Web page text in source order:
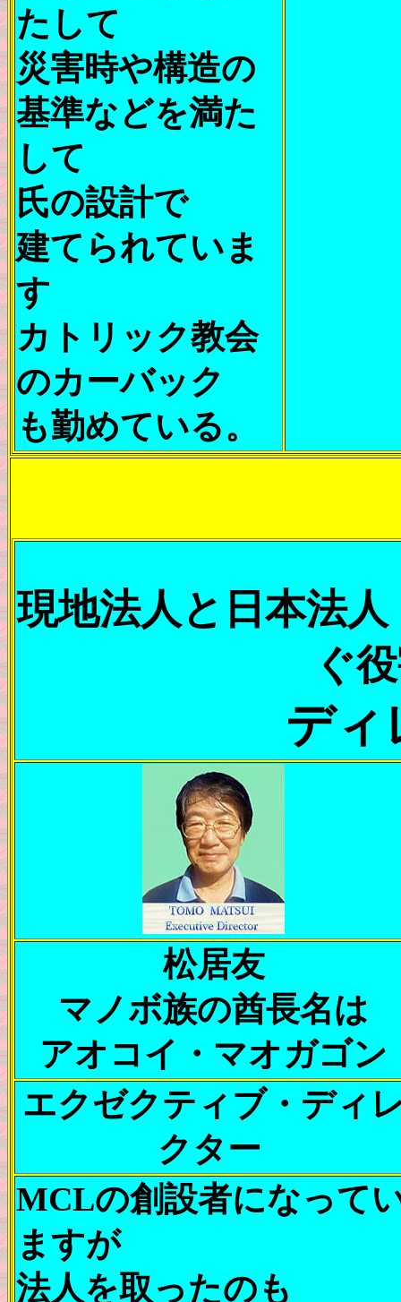
たして
災害時や構造の
基準などを満た
して
氏の設計で
建てられていま
す
カトリック教会
のカーバック
も勤めている。
現地法人と日本法
ぐ
デ
松居友
マノボ族の酋長名は
アオコイ・マオガゴン
エクゼクティブ・ディ
クター
MCLの創設者になって
ますが
法人を取ったのも